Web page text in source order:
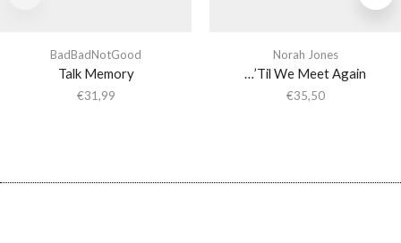
BadBadNotGood
Talk Memory
€31,99
Norah Jones
…’Til We Meet Again
€35,50